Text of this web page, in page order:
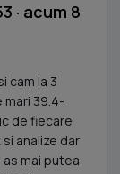
· acum 8
cam la 3
39.4-
de fiecare
analize dar
mai putea